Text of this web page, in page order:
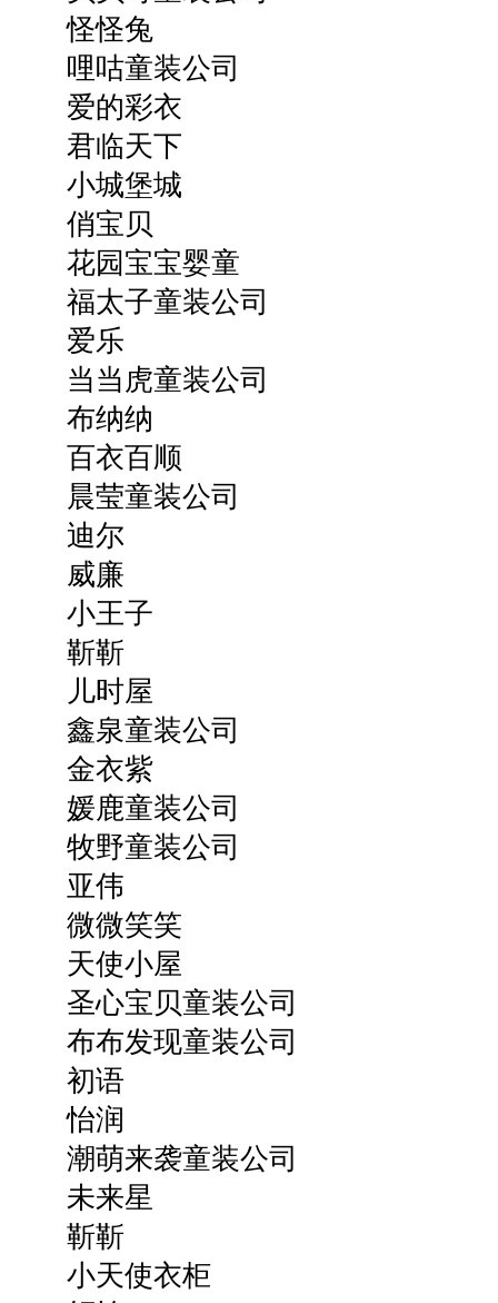
怪怪兔
哩咕童装公司
爱的彩衣
君临天下
小城堡城
俏宝贝
花园宝宝婴童
福太子童装公司
爱乐
当当虎童装公司
布纳纳
百衣百顺
晨莹童装公司
迪尔
威廉
小王子
靳靳
儿时屋
鑫泉童装公司
金衣紫
媛鹿童装公司
牧野童装公司
亚伟
微微笑笑
天使小屋
圣心宝贝童装公司
布布发现童装公司
初语
怡润
潮萌来袭童装公司
未来星
靳靳
小天使衣柜